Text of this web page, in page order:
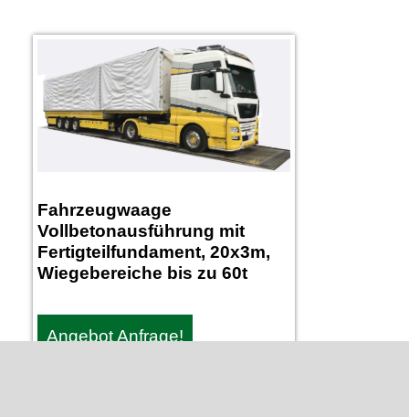
Fahrzeugwaage
Vollbetonausführung mit
Fertigteilfundament, 20x3m,
Wiegebereiche bis zu 60t
Angebot Anfrage!